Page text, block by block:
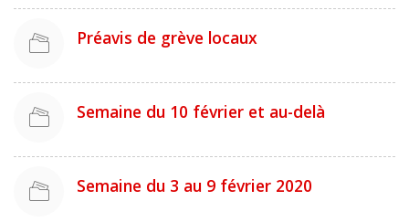
Préavis de grève locaux
Semaine du 10 février et au-delà
Semaine du 3 au 9 février 2020